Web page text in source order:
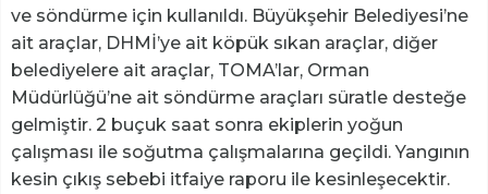
ve söndürme için kullanıldı. Büyükşehir Belediyesi’ne
ait araçlar, DHMİ’ye ait köpük sıkan araçlar, diğer
belediyelere ait araçlar, TOMA’lar, Orman
Müdürlüğü’ne ait söndürme araçları süratle desteğe
gelmiştir. 2 buçuk saat sonra ekiplerin yoğun
çalışması ile soğutma çalışmalarına geçildi. Yangının
kesin çıkış sebebi itfaiye raporu ile kesinleşecektir.